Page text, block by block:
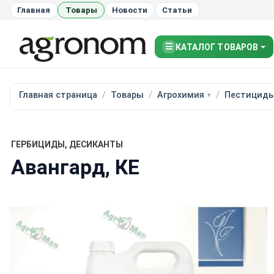
Главная Товары Новости Статьи
☰ КАТАЛОГ ТОВАРОВ
Главная страница Товары Агрохимия
ГЕРБИЦИДЫ, ДЕСИКАНТЫ
Авангард, КЕ